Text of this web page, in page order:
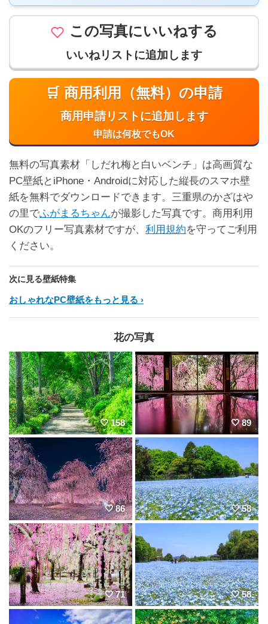
この写真にいいねする
いいねリストに追加します
🛒 商用利用（無料）の申請
商用申請リストに追加します
申請は何枚でもOK
無料の写真素材「しだれ梅と白いベンチ」は高画質な
PC壁紙とiPhone・Androidに対応した縦長のスマホ壁
紙を無料でダウンロードできます。三重県のかざはや
の里でふがまるちゃんが撮影した写真です。商用利用
OKのフリー写真素材ですが、 利用規約を守ってご利用
ください。
次に見る壁紙特集
おしゃれなPC壁紙をもっと見る
花の写真
158 89
86 58
71 58